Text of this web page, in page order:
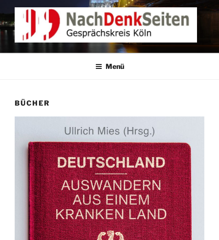
Zum
springen
NACHDENKEN IN KÖLN
Gesprächskreis Köln
Menü
BÜCHER